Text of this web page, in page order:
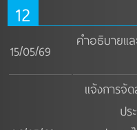
12
15/05/69
คำอธิบายแล
แจ้งการจั
ปร